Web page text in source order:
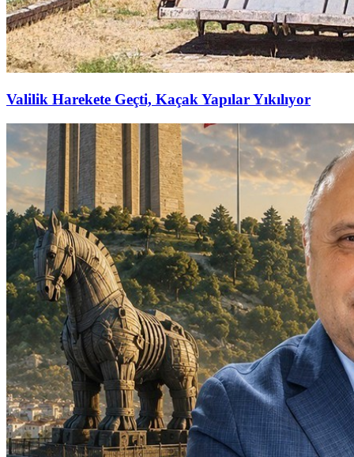
Valilik Harekete Geçti, Kaçak Yapılar Yıkılıyor